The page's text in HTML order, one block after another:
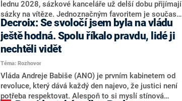
některých senátorů z klubu a že Naše Česko není
nepřítel, ale soupeř.
lednu 2028, sázkové kanceláře už delší dobu přijímají
sázky na vítěze. Jednoznačným favoritem je současná
hlava státu Petr Pavel. Daleko za ním pak bookmakeři
zmiňují dva výrazné politiky ANO, tedy premiéra
Andreje Babiše a ministra průmyslu Karla Havlíčka.
Oblíbeným tipem samotných sázkařů je poslanec za
Motoristy Filip Turek. Politolog Jan Kubáček nicméně
o případné kandidatuře kohokoliv ze zmíněné trojice
značně pochybuje. Podle něj současná koalice dosud
nemá osobu, která by Pavlovi mohla konkurovat.
Decroix: Se svoločí jsem byla na vládu
ještě hodná. Spolu říkalo pravdu, lidé ji
nechtěli vidět
Téma: Rozhovor
Vláda Andreje Babiše (ANO) je prvním kabinetem od
revoluce, který dává každý den najevo, že justici není
potřeba respektovat. Alespoň to si myslí stínová